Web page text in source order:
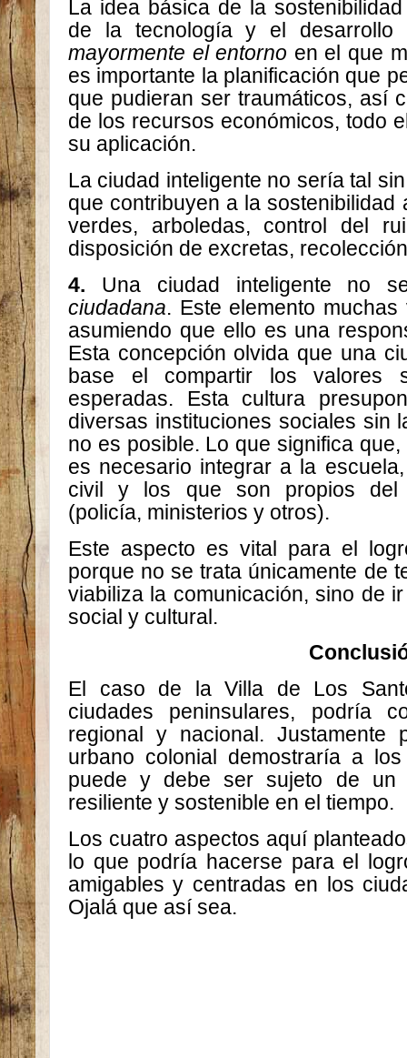
La idea básica de la
de la tecnología y el
mayormente el entorno en el que
es importante la planificación que
que pudieran ser traumáticos, así
de los recursos económicos, todo
su aplicación.
La ciudad inteligente no sería tal
que contribuyen a la sostenibilidad
verdes, arboledas, control del
disposición de excretas,
4. Una ciudad inteligente no
ciudadana. Este elemento
asumiendo que ello es una
Esta concepción olvida que una
base el compartir los valores
esperadas. Esta cultura
diversas instituciones sociales sin
no es posible. Lo que significa
es necesario integrar a la
civil y los que son propios del
(policía, ministerios y otros).
Este aspecto es vital para el
porque no se trata únicamente de
viabiliza la comunicación, sino de
social y cultural.
El caso de la Villa de Los
ciudades peninsulares, podría
regional y nacional.
urbano colonial demostraría a
puede y debe ser sujeto de un
resiliente y sostenible en el tiempo.
Los cuatro aspectos aquí
lo que podría hacerse para el
amigables y centradas en los
Ojalá que así sea.